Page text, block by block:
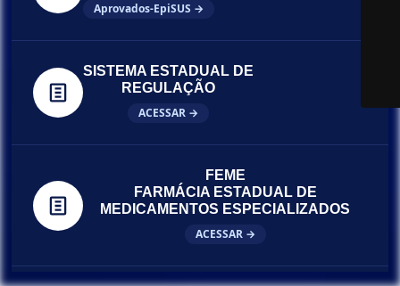
Aprovados-EpiSUS →
SISTEMA ESTADUAL DE
REGULAÇÃO
ACESSAR →
FEME
FARMÁCIA ESTADUAL DE
MEDICAMENTOS ESPECIALIZADOS
ACESSAR →